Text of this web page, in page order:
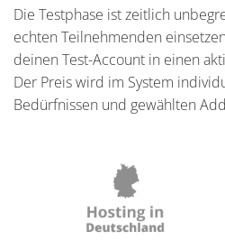
Die Testphase ist zeitlich
echten Teilnehmenden
deinen Test-Account in einen
Der Preis wird im System
Bedürfnissen und gewählten